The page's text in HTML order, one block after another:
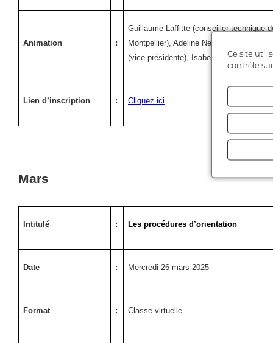
Animation :
Guillaume Laffitte (conseiller technique
Montpellier), Adeline Nedey (secrétaire
(vice-présidente), Isabelle Thomas-
Lien d’inscription : Cliquez ici
Mars
Intitulé : Les procédures d’orientation
Date : Mercredi 26 mars 2025
Format : Classe virtuelle
Ce site
contrôle